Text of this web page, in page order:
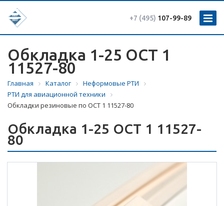
+7 (495) 107-99-89
Обкладка 1-25 ОСТ 1
11527-80
Главная Каталог
Неформовые РТИ
РТИ для авиационной техники
Обкладки резиновые по ОСТ 1 11527-80
Обкладка 1-25 ОСТ 1 11527-
80